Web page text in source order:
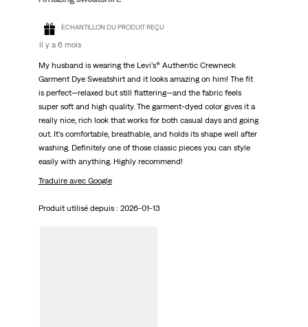
ÉCHANTILLON DU PRODUIT REÇU
il y a 6 mois
My husband is wearing the Levi’s® Authentic Crewneck
Garment Dye Sweatshirt and it looks amazing on him! The fit
is perfect—relaxed but still flattering—and the fabric feels
super soft and high quality. The garment-dyed color gives it a
really nice, rich look that works for both casual days and going
out. It’s comfortable, breathable, and holds its shape well after
washing. Definitely one of those classic pieces you can style
easily with anything. Highly recommend!
Traduire avec Google
Produit utilisé depuis : 2026-01-13